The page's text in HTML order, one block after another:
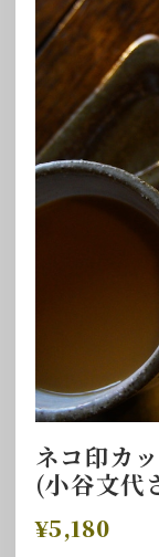
ネコ印カ
(小谷文代
¥5,180